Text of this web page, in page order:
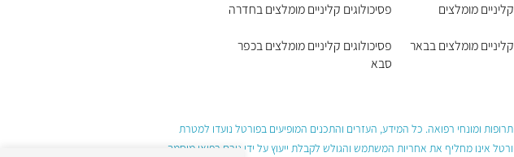
מומלצים
קליניים מומלצים בבאר
פסיכולוגים קליניים מומלצים בחדרה
פסיכולוגים קליניים מומלצים בכפר
סבא
ומונחי רפואה. כל המידע, העזרים והתכנים המופיעים בפורטל נועדו למטרת
אינו מחליף את אחריות המשתמש והגולש לקבלת ייעוץ על ידי גורם רפואי מוסמך